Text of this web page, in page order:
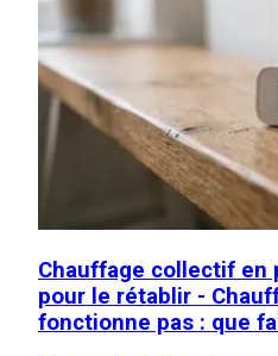
Chauffage collectif en
pour le rétablir -
fonctionne pas : que